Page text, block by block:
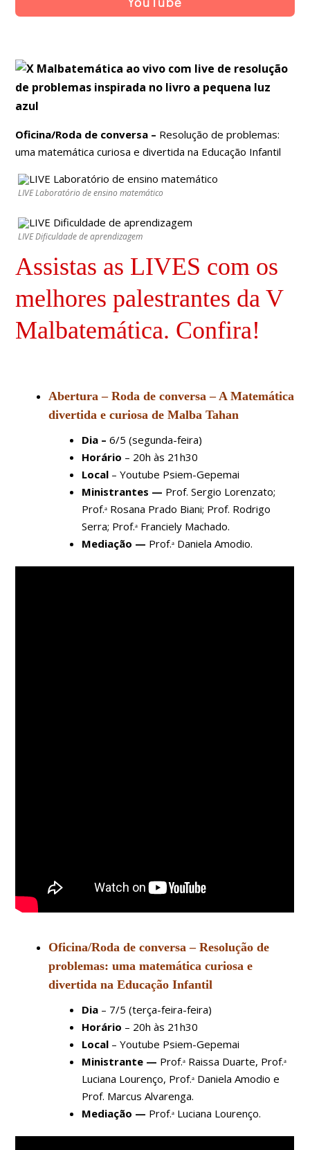
Oficina/Roda de conversa – Resolução de problemas:
uma matemática curiosa e divertida na Educação Infantil
LIVE Laboratório de ensino matemático
LIVE Dificuldade de aprendizagem
Assistas as LIVES com os
melhores palestrantes da V
Malbatemática. Confira!
Abertura – Roda de conversa–A Matemática
divertida e curiosa de Malba Tahan
Dia –6/5 (segunda-feira)
Horário – 20h às 21h30
Local – Youtube Psiem-Gepemai
Ministrantes — Prof. Sergio Lorenzato;
Prof.ᵃ Rosana Prado Biani; Prof. Rodrigo
Serra; Prof.ᵃ Franciely Machado.
Mediação — Prof.ᵃ Daniela Amodio.
Oficina/Roda de conversa –Resolução de
problemas: uma matemática curiosa e
divertida na Educação Infantil
Dia – 7/5 (terça-feira-feira)
Horário – 20h às 21h30
Local – Youtube Psiem-Gepemai
Ministrante — Prof.ᵃ Raissa Duarte, Prof.ᵃ
Luciana Lourenço, Prof.ᵃ Daniela Amodio e
Prof. Marcus Alvarenga.
Mediação — Prof.ᵃ Luciana Lourenço.